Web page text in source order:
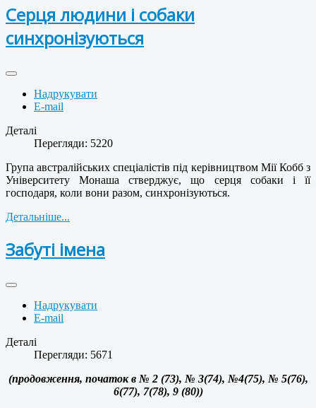
Серця людини і собаки
синхронізуються
Надрукувати
E-mail
Деталі
Перегляди: 5220
Група австралійських спеціалістів під керівництвом Мії Кобб з
Університету Монаша стверджує, що серця собаки і її
господаря, коли вони разом, синхронізуються.
Детальніше...
Забуті імена
Надрукувати
E-mail
Деталі
Перегляди: 5671
(продовження, початок в № 2 (73), № 3(74), №4(75), № 5(76),
6(77), 7(78), 9 (80))